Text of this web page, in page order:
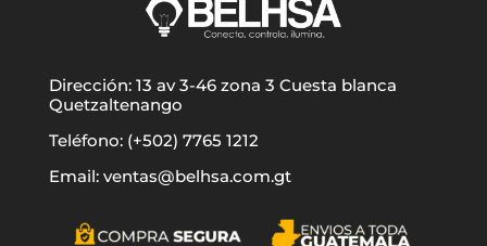
Dirección: 13 av 3-46 zona 3 Cuesta blanca
Quetzaltenango
Teléfono: (+502) 7765 1212
Email: ventas@belhsa.com.gt